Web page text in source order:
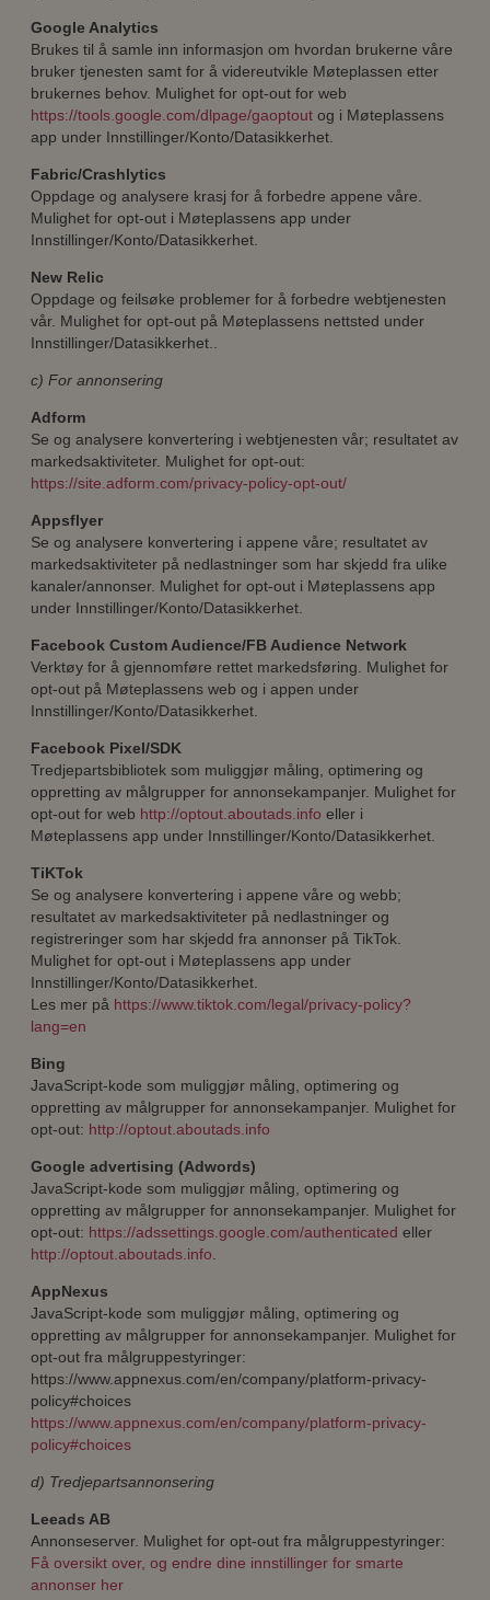
Google Analytics
Brukes til å samle inn informasjon om hvordan brukerne våre
bruker tjenesten samt for å videreutvikle Møteplassen etter
brukernes behov. Mulighet for opt-out for web
https://tools.google.com/dlpage/gaoptout og i Møteplassens
app under Innstillinger/Konto/Datasikkerhet.
Fabric/Crashlytics
Oppdage og analysere krasj for å forbedre appene våre.
Mulighet for opt-out i Møteplassens app under
Innstillinger/Konto/Datasikkerhet.
New Relic
Oppdage og feilsøke problemer for å forbedre webtjenesten
vår. Mulighet for opt-out på Møteplassens nettsted under
Innstillinger/Datasikkerhet..
c) For annonsering
Adform
Se og analysere konvertering i webtjenesten vår; resultatet av
markedsaktiviteter. Mulighet for opt-out:
https://site.adform.com/privacy-policy-opt-out/
Appsflyer
Se og analysere konvertering i appene våre; resultatet av
markedsaktiviteter på nedlastninger som har skjedd fra ulike
kanaler/annonser. Mulighet for opt-out i Møteplassens app
under Innstillinger/Konto/Datasikkerhet.
Facebook Custom Audience/FB Audience Network
Verktøy for å gjennomføre rettet markedsføring. Mulighet for
opt-out på Møteplassens web og i appen under
Innstillinger/Konto/Datasikkerhet.
Facebook Pixel/SDK
Tredjepartsbibliotek som muliggjør måling, optimering og
oppretting av målgrupper for annonsekampanjer. Mulighet for
opt-out for web http://optout.aboutads.info eller i
Møteplassens app under Innstillinger/Konto/Datasikkerhet.
TiKTok
Se og analysere konvertering i appene våre og webb;
resultatet av markedsaktiviteter på nedlastninger og
registreringer som har skjedd fra annonser på TikTok.
Mulighet for opt-out i Møteplassens app under
Innstillinger/Konto/Datasikkerhet.
Les mer på https://www.tiktok.com/legal/privacy-policy?
lang=en
Bing
JavaScript-kode som muliggjør måling, optimering og
oppretting av målgrupper for annonsekampanjer. Mulighet for
opt-out: http://optout.aboutads.info
Google advertising (Adwords)
JavaScript-kode som muliggjør måling, optimering og
oppretting av målgrupper for annonsekampanjer. Mulighet for
opt-out: https://adssettings.google.com/authenticated eller
http://optout.aboutads.info
AppNexus
JavaScript-kode som muliggjør måling, optimering og
oppretting av målgrupper for annonsekampanjer. Mulighet for
opt-out fra målgruppestyringer:
https://www.appnexus.com/en/company/platform-privacy-
policy#choices
https://www.appnexus.com/en/company/platform-privacy-
policy#choices
d) Tredjepartsannonsering
Leeads AB
Annonseserver. Mulighet for opt-out fra målgruppestyringer:
Få oversikt over, og endre dine innstillinger for smarte
annonser her